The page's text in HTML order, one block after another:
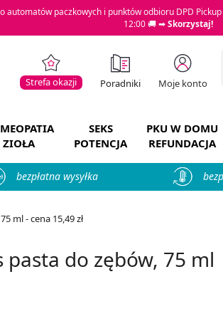
automatów paczkowych i punktów odbioru DPD Pickup
12:00 🚚 ➡Skorzystaj!
Strefa okazji Poradniki Moje konto
ZIOŁA
SEKS
POTENCJA
PKU W DOMU
REFUNDACJA
bezpłatna wysyłka
ml - cena 15,49 zł
pasta do zębów, 75 ml